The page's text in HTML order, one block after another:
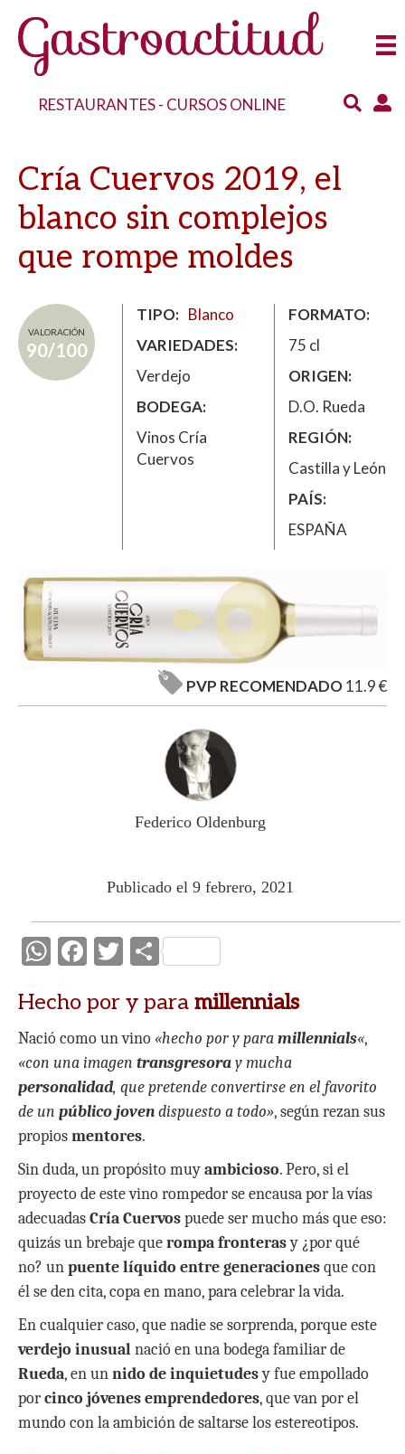
RESTAURANTES- CURSOS ONLINE
Cría Cuervos 2019, el
blanco sin complejos
que rompe moldes
VALORACIÓN
90/100
TIPO
Blanco
VARIEDADES
Verdejo
BODEGA
Vinos Cría
Cuervos
FORMATO
75 cl
ORIGEN
D.O. Rueda
REGIÓN
Castilla y León
PAÍS
ESPAÑA
PVP RECOMENDADO11.9 €
Federico Oldenburg
Publicado el 9 febrero, 2021
W
at
s
A
p
p
F
e
b
o
o
k
T
itt
er
C
m
p
ar
ti
r
Hecho por y para millennials
Nació como un vino «hecho por y paramillennials«,
«con una imagen transgresoray mucha
personalidad, que pretende convertirse en el favorito
de un público jovendispuesto a todo», según rezan sus
propiosmentores.
Sin duda, un propósito muyambicioso. Pero, si el
proyecto de este vino rompedor se encausa por la vías
adecuadasCría Cuervospuede ser mucho más que eso:
quizás un brebaje querompa fronterasy ¿por qué
no? unpuente líquido entre generacionesque con
él se den cita, copa en mano, para celebrar la vida.
En cualquier caso, que nadie se sorprenda, porque este
verdejo inusualnació en una bodega familiar de
Rueda, en unnido de inquietudesy fue empollado
porcinco jóvenes emprendedores, que van por el
mundo con la ambición de saltarse los estereotipos.